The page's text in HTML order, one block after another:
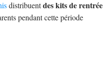
distribuentdes kits de rentrée
pendant cette période